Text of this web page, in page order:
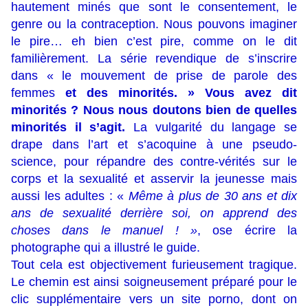
hautement minés que sont le consentement, le
genre ou la contraception. Nous pouvons imaginer
le pire… eh bien c’est pire, comme on le dit
familièrement. La série revendique de s’inscrire
dans « le mouvement de prise de parole des
femmes et des minorités. » Vous avez dit
minorités ? Nous nous doutons bien de quelles
minorités il s’agit. La vulgarité du langage se
drape dans l’art et s’acoquine à une pseudo-
science, pour répandre des contre-vérités sur le
corps et la sexualité et asservir la jeunesse mais
aussi les adultes : « Même à plus de 30 ans et dix
ans de sexualité derrière soi, on apprend des
choses dans le manuel ! », ose écrire la
photographe qui a illustré le guide.
Tout cela est objectivement furieusement tragique.
Le chemin est ainsi soigneusement préparé pour le
clic supplémentaire vers un site porno, dont on